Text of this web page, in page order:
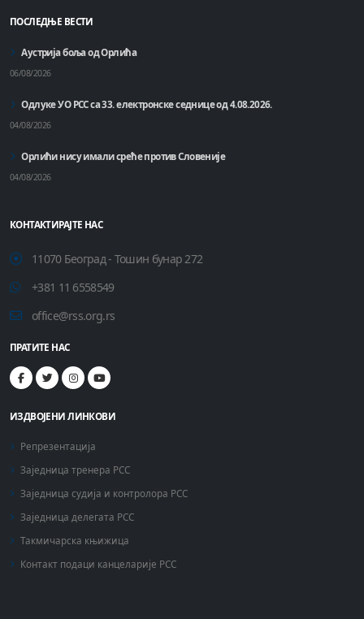
ПОСЛЕДЊЕ ВЕСТИ
Аустрија боља од Орлића
06/08/2026
Одлуке УО РСС са 33. електронске седнице од 4.08.2026.
04/08/2026
Орлићи нису имали среће против Словеније
04/08/2026
КОНТАКТИРАЈТЕ НАС
11070 Београд - Тошин бунар 272
+381 11 6558549
office@rss.org.rs
ПРАТИТЕ НАС
ИЗДВОЈЕНИ ЛИНКОВИ
Репрезентација
Заједница тренера РСС
Заједница судија и контролора РСС
Заједница делегата РСС
Такмичарска књижица
Контакт подаци канцеларије РСС